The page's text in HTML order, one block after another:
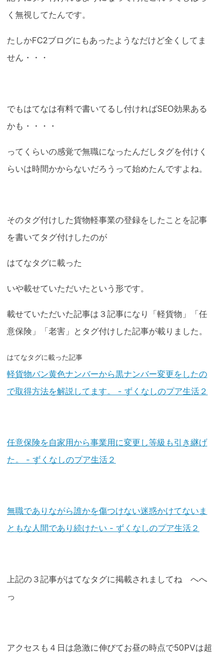
く無視してたんです。
たしかFC2ブログにもあったようなだけど全くしてま
せん・・・
でもはてなは有料で書いてるし付ければSEO効果ある
かも・・・・
ってくらいの感覚で無職になったんだしタグを付けく
らいは時間かからないだろうって始めたんですよね。
そのタグ付けした貨物軽事業の登録をしたことを記事
を書いてタグ付けしたのが
はてなタグに載った
いや載せていただいたという形です。
載せていただいた記事は３記事になり「軽貨物」「任
意保険」「老害」とタグ付けした記事が載りました。
はてなタグに載った記事
軽貨物バン黄色ナンバーから黒ナンバー変更をしたの
で取得方法を解説してます。 - ずくなしのプア生活２
任意保険を自家用から事業用に変更し等級も引き継げ
た。 - ずくなしのプア生活２
無職でありながら誰かを傷つけない迷惑かけてないま
ともな人間であり続けたい - ずくなしのプア生活２
上記の３記事がはてなタグに掲載されましてね へへ
っ
アクセスも４日は急激に伸びてお昼の時点で50PVは超